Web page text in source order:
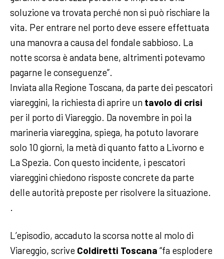
soluzione va trovata perché non si può rischiare la
vita. Per entrare nel porto deve essere effettuata
una manovra a causa del fondale sabbioso. La
notte scorsa è andata bene, altrimenti potevamo
pagarne le conseguenze”.
Inviata alla Regione Toscana, da parte dei pescatori
viareggini, la richiesta di aprire un tavolo di crisi
per il porto di Viareggio. Da novembre in poi la
marineria viareggina, spiega, ha potuto lavorare
solo 10 giorni, la metà di quanto fatto a Livorno e
La Spezia. Con questo incidente, i pescatori
viareggini chiedono risposte concrete da parte
delle autorità preposte per risolvere la situazione.
.
L’episodio, accaduto la scorsa notte al molo di
Viareggio, scrive Coldiretti Toscana “fa esplodere